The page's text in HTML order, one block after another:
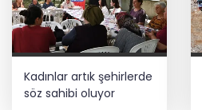
Kadınlar artık şehirlerde
söz sahibi oluyor